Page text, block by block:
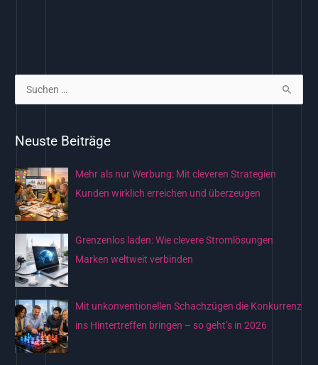
e
n
n
h
:
Neuste Beiträge
Mehr als nur Werbung: Mit cleveren Strategien
Kunden wirklich erreichen und überzeugen
Grenzenlos laden: Wie clevere Stromlösungen
Marken weltweit verbinden
Mit unkonventionellen Schachzügen die Konkurrenz
ins Hintertreffen bringen – so geht’s in 2026